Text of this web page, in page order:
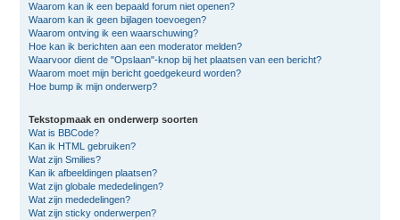
Waarom kan ik een bepaald forum niet openen?
Waarom kan ik geen bijlagen toevoegen?
Waarom ontving ik een waarschuwing?
Hoe kan ik berichten aan een moderator melden?
Waarvoor dient de "Opslaan"-knop bij het plaatsen van een bericht?
Waarom moet mijn bericht goedgekeurd worden?
Hoe bump ik mijn onderwerp?
Tekstopmaak en onderwerp soorten
Wat is BBCode?
Kan ik HTML gebruiken?
Wat zijn Smilies?
Kan ik afbeeldingen plaatsen?
Wat zijn globale mededelingen?
Wat zijn mededelingen?
Wat zijn sticky onderwerpen?